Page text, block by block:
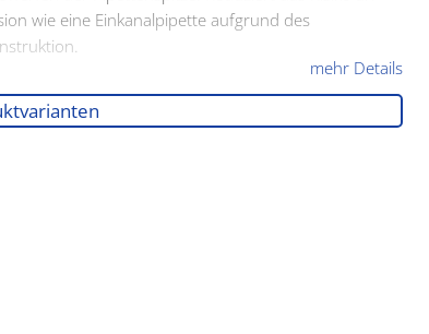
wie eine Einkanalpipette aufgrund des
mehr Details